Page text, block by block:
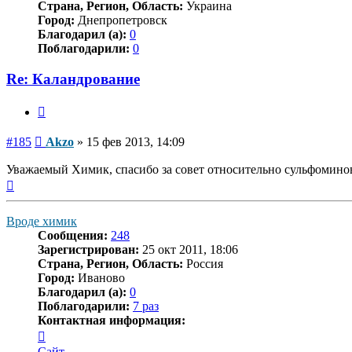
Страна, Регион, Область: Украина
Город: Днепропетровск
Благодарил (а): 0
Поблагодарили: 0
Re: Каландрование
#185 Сообщение
Akzo » 15 фев 2013, 14:09
Уважаемый Химик, спасибо за совет относительно
Вроде химик
Сообщения: 248
Зарегистрирован: 25 окт 2011, 18:06
Страна, Регион, Область: Россия
Город: Иваново
Благодарил (а): 0
Поблагодарили: 7 раз
Контактная информация:
информация